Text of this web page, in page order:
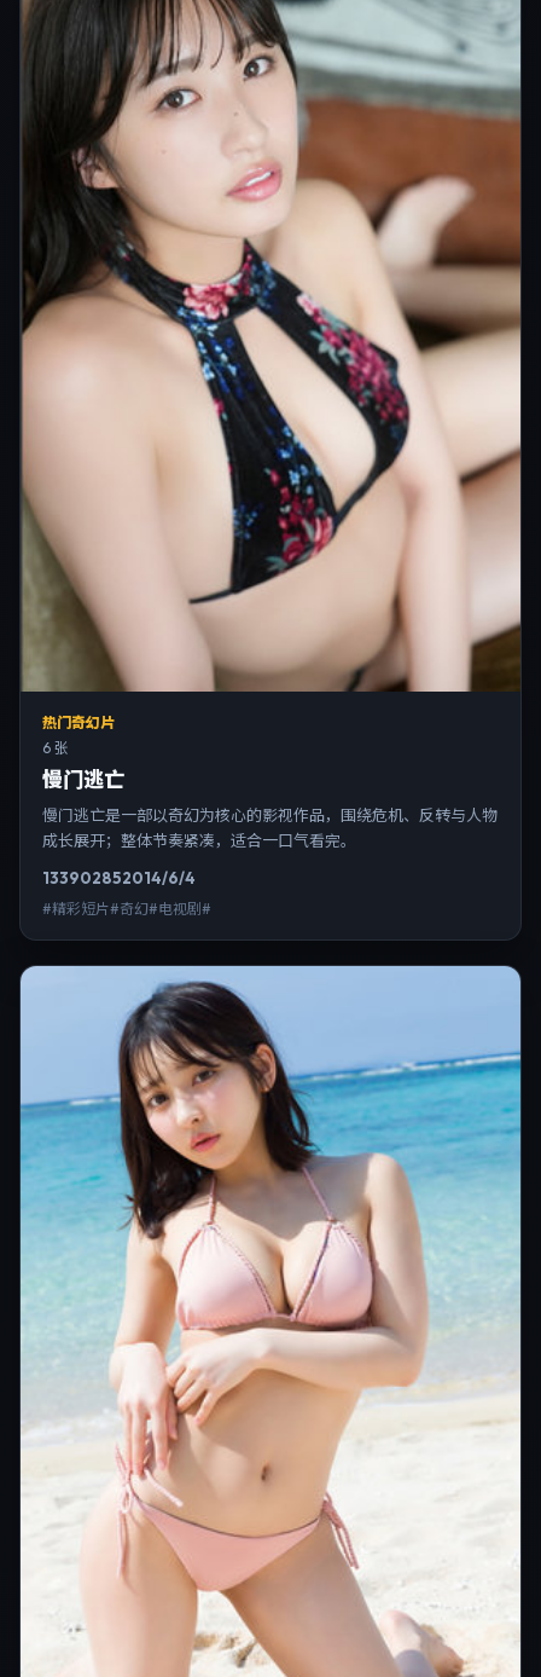
热门奇幻片
6 张
慢门逃亡
慢门逃亡是一部以奇幻为核心的影视作品，围绕危机、反转与人物
成长展开；整体节奏紧凑，适合一口气看完。
133902852014/6/4
#精彩短片#奇幻#电视剧#